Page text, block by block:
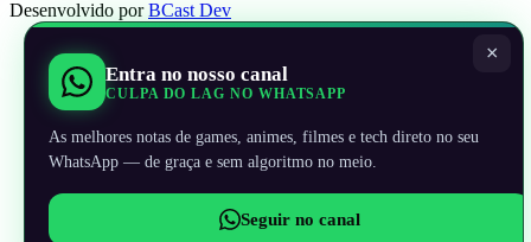
Desenvolvido porBCast Dev
×
Entra no nosso canal
CULPA DO LAG NO WHATSAPP
As melhores notas de games, animes, filmes e tech direto no seu
WhatsApp — de graça e sem algoritmo no meio.
Seguir no canal